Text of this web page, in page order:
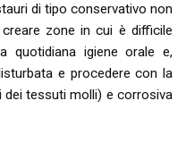
di tipo conservativo non
zone in cui è difficile
quotidiana igiene orale e,
e procedere con la
dei tessuti molli) e corrosiva